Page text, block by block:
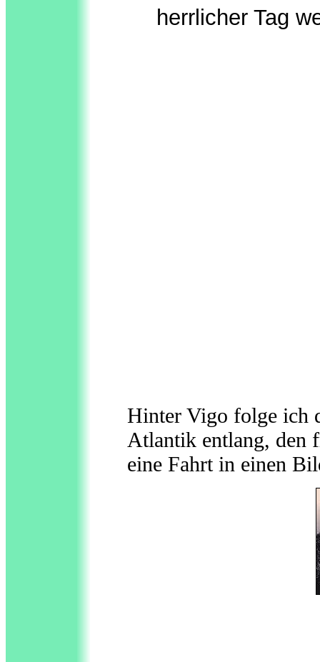
herrlicher Tag
Hinter Vigo folge ich
Atlantik entlang, den
eine Fahrt in einen